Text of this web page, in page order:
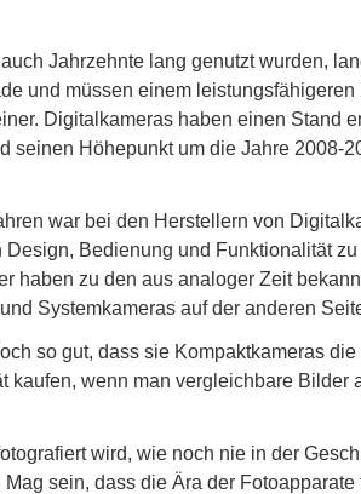
Jahrzehnte lang genutzt wurden,
und müssen einem leistungsfähigeren
Digitalkameras haben einen Stand
seinen Höhepunkt um die Jahre 2008-
war bei den Herstellern von
Bedienung und Funktionalität zu
haben zu den aus analoger Zeit
Systemkameras auf der anderen
so gut, dass sie Kompaktkameras die
kaufen, wenn man vergleichbare Bilder
wird, wie noch nie in der
sein, dass die Ära der Fotoapparate